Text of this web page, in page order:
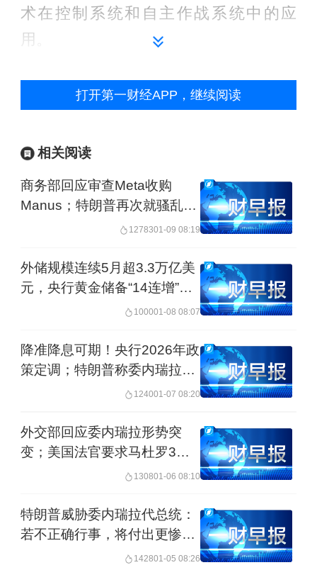
术在控制系统和自主作战系统中的应
用。
欧盟撤销全面电动化计划
项新议案，拟修改2035年禁售燃油车、
柴油车的禁令，放宽新车碳排放标准，
将原本规定的“2035年起，欧盟地区必须
销售零排放车辆，二氧化碳排放量减少
100%”，更改为“二氧化碳排放量减少
90%”。这意味着，燃油车得到了一定的
【观国内】
国家发展改革委：利用现有中央资金渠
道 积极支持符合条件的煤炭清洁高效利
用重点项目
洁高效利用重点领域标杆水平和基准水
平（2025年版）》答记者问。《水平
打开第一财经APP，继续阅读
相关阅读
商务部回应审查Meta收购
Manus；特朗普再次就骚乱事
件对伊朗发出威胁；委内瑞拉
夫妇获释｜早报
1278301-09 08:19
外储规模连续5月超3.3万亿美
元，央行黄金储备“14连增”；
白宫：美方正积极讨论“购
工作会议，强调营救马杜罗夫
妇等｜早报
100001-08 08:07
降准降息可期！央行2026年政
策定调；特朗普称委内瑞拉将
向美国移交3000万至5000万
兰岛问题发表联合声明｜早报
124001-07 08:20
外交部回应委内瑞拉形势突
变；美国法官要求马杜罗3月
17日再次出庭；格陵兰岛总理
们的领土｜早报
130801-06 08:10
特朗普威胁委内瑞拉代总统：
若不正确行事，将付出更惨痛
代价；丹麦首相：美国应停止
142801-05 08:26